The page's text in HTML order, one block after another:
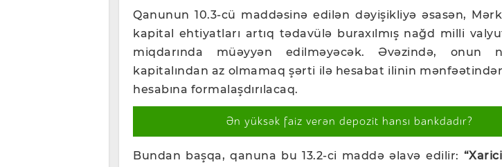
Qanunun 10.3-cü maddəsinə edilən dəyişikliyə əsasən,
kapital ehtiyatları artıq tədavülə buraxılmış nağd milli
miqdarında müəyyən edilməyəcək. Əvəzində, onun
kapitalından az olmamaq şərti ilə hesabat ilinin
hesabına formalaşdırılacaq.
Ən yüksək faiz verən depozit hansı bankdadır?
Bundan başqa, qanuna bu 13.2-ci maddə əlavə edilir: